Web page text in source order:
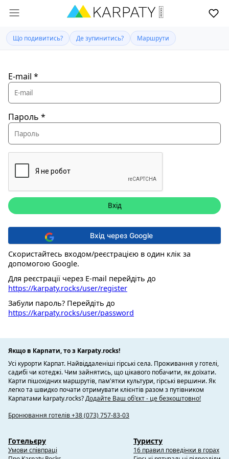
Що подивитись? Де зупинитись? Маршрути
E-mail *
Пароль *
Вхід через Google
Скористайтесь входом/реєстрацією в один клік за
допомогою Google.
Для реєстрації через E-mail перейдіть до
https://karpaty.rocks/user/register
Забули пароль? Перейдіть до
https://karpaty.rocks/user/password
Якщо в Карпати, то з Karpaty.rocks!
Усі курорти Карпат. Найвіддаленіші гірські села. Проживання у готелі,
садибі чи котеджі. Чим зайнятись, що цікавого побачити, як доїхати.
Карти пішохідних маршрутів, пам'ятки культури, гірські вершини. Як
легко та швидко почати отримувати клієнтів разом з путівником
Карпатами karpaty.rocks?Додайте Ваш об'єкт - це безкоштовно!
Бронювання готелів +38 (073) 757-83-03
Готельєру
Умови співпраці
Туристу
16 правил поведінки в горах